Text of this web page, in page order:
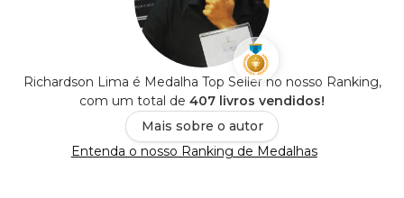
Richardson Lima é Medalha Top Seller no nosso Ranking,
com um total de 407 livros vendidos!
Mais sobre o autor
Entenda o nosso Ranking de Medalhas